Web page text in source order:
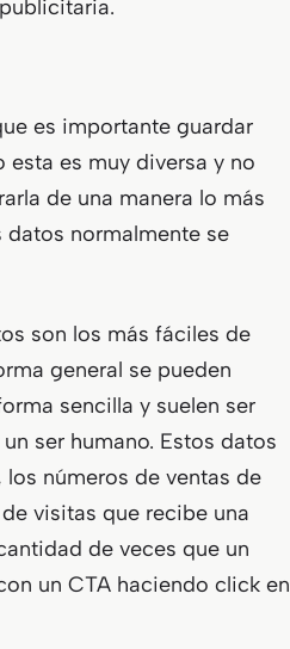
es importante guardar
es muy diversa y no
de una manera lo más
normalmente se
son los más fáciles de
general se pueden
sencilla y suelen ser
ser humano. Estos datos
números de ventas de
visitas que recibe una
de veces que un
un CTA haciendo click en